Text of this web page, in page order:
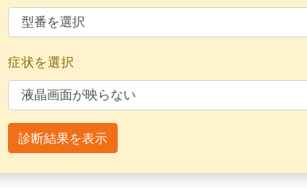
症状を選択
診断結果を表示